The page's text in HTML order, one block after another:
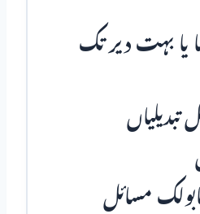
یا بہت دیر تک
تبدیلیاں
مسائل